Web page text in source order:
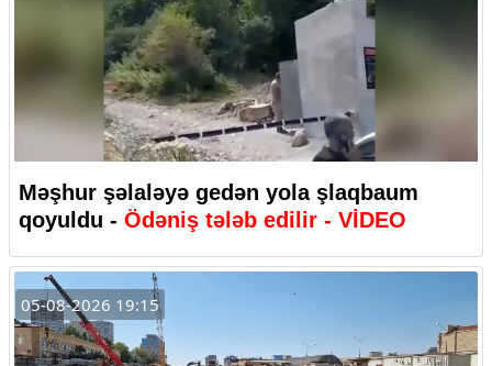
Məşhur şəlaləyə gedən yola şlaqbaum
qoyuldu - Ödəniş tələb edilir - VİDEO
05-08-2026 19:15